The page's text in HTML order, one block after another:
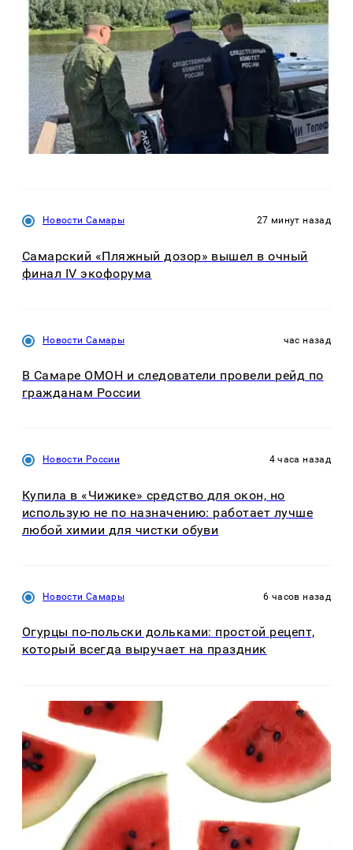
Новости Самары 27 минут назад
Самарский «Пляжный дозор» вышел в очный
финал IV экофорума
Новости Самары час назад
В Самаре ОМОН и следователи провели рейд по
гражданам России
Новости России 4 часа назад
Купила в «Чижике» средство для окон, но
использую не по назначению: работает лучше
любой химии для чистки обуви
Новости Самары 6 часов назад
Огурцы по‑польски дольками: простой рецепт,
который всегда выручает на праздник